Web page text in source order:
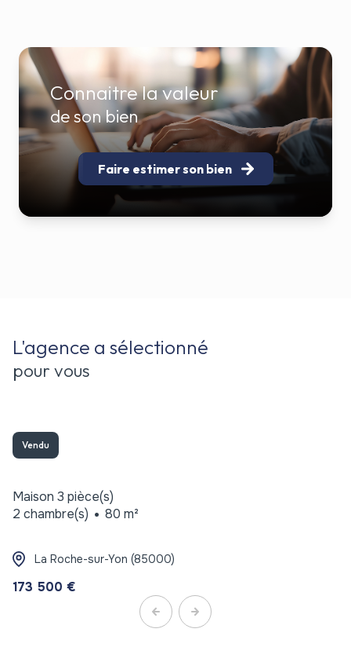
Connaitre la valeur
de son bien
Faire estimer son bien
L'agence a sélectionné
pour vous
Vendu
Maison 3 pièce(s)
2 chambre(s)
80 m²
La Roche-sur-Yon (85000)
173 500 €